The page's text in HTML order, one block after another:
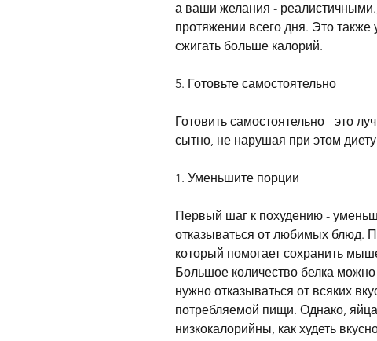
а ваши желания -
протяжении всего дня. Это
сжигать больше калорий.
5. Готовьте самостоятельно
Готовить самостоятельно - это
сытно, не нарушая при этом
1. Уменьшите порции
Первый шаг к похудению -
отказываться от любимых блюд.
который помогает сохранить
Большое количество белка
нужно отказываться от всяких
потребляемой пищи. Однако,
низкокалорийны, как худеть